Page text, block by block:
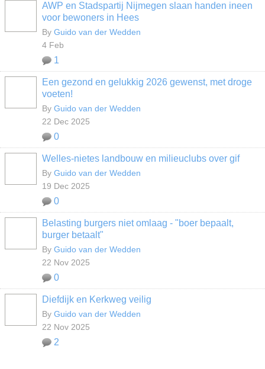
AWP en Stadspartij Nijmegen slaan handen ineen
voor bewoners in Hees
By Guido van der Wedden
4 Feb
1
Een gezond en gelukkig 2026 gewenst, met droge
voeten!
By Guido van der Wedden
22 Dec 2025
0
Welles-nietes landbouw en milieuclubs over gif
By Guido van der Wedden
19 Dec 2025
0
Belasting burgers niet omlaag - "boer bepaalt,
burger betaalt"
By Guido van der Wedden
22 Nov 2025
0
Diefdijk en Kerkweg veilig
By Guido van der Wedden
22 Nov 2025
2